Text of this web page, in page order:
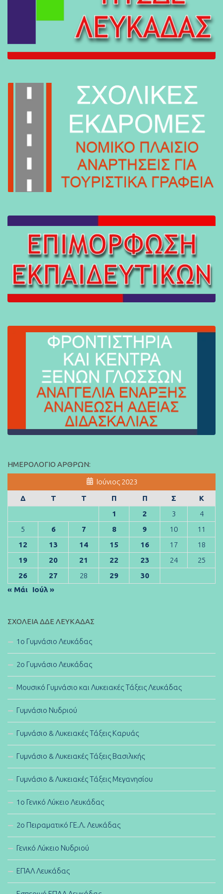
ΗΜΕΡΟΛΌΓΙΟ ΆΡΘΡΩΝ:
Ιούνιος 2023
Δ
Τ Τ Π Π Σ
Κ
1
2 3
4
5
6 7 8 9 10
11
12
13 14 15 16 17
18
19
20 21 22 23 24
25
26
27 28 29
30
« Μάι Ιούλ »
ΣΧΟΛΕΊΑ ΔΔΕ ΛΕΥΚΆΔΑΣ
1ο Γυμνάσιο Λευκάδας
2ο Γυμνάσιο Λευκάδας
Μουσικό Γυμνάσιο και Λυκειακές Τάξεις Λευκάδας
Γυμνάσιο Νυδριού
Γυμνάσιο & Λυκειακές Τάξεις Καρυάς
Γυμνάσιο & Λυκειακές Τάξεις Βασιλικής
Γυμνάσιο & Λυκειακές Τάξεις Μεγανησίου
1ο Γενικό Λύκειο Λευκάδας
2ο Πειραματικό ΓΕ.Λ. Λευκάδας
Γενικό Λύκειο Νυδριού
ΕΠΑΛ Λευκάδας